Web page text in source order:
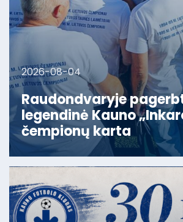
2026-08-04
Raudondvaryje
legendinė Kauno
čempionų karta